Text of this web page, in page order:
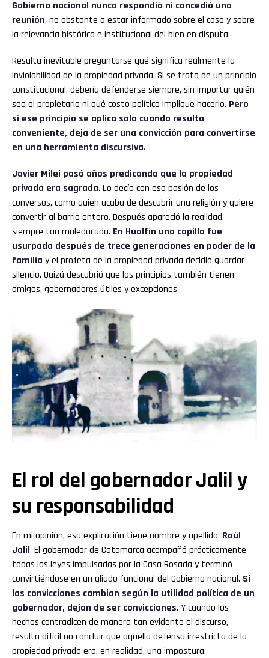
Gobierno nacional nunca respondió ni concedió una
reunión, no obstante a estar informado sobre el caso y sobre
la relevancia histórica e institucional del bien en disputa.
Resulta inevitable preguntarse qué significa realmente la
inviolabilidad de la propiedad privada. Si se trata de un principio
constitucional, debería defenderse siempre, sin importar quién
sea el propietario ni qué costo político implique hacerlo. Pero
si ese principio se aplica solo cuando resulta
conveniente, deja de ser una convicción para convertirse
en una herramienta discursiva.
Javier Milei pasó años predicando que la propiedad
privada era sagrada. Lo decía con esa pasión de los
conversos, como quien acaba de descubrir una religión y quiere
convertir al barrio entero. Después apareció la realidad,
siempre tan maleducada. En Hualfín una capilla fue
usurpada después de trece generaciones en poder de la
familia y el profeta de la propiedad privada decidió guardar
silencio. Quizá descubrió que los principios también tienen
amigos, gobernadores útiles y excepciones.
El rol del gobernador Jalil y
su responsabilidad
En mi opinión, esa explicación tiene nombre y apellido: Raúl
Jalil. El gobernador de Catamarca acompañó prácticamente
todas las leyes impulsadas por la Casa Rosada y terminó
convirtiéndose en un aliado funcional del Gobierno nacional. Si
las convicciones cambian según la utilidad política de un
gobernador, dejan de ser convicciones. Y cuando los
hechos contradicen de manera tan evidente el discurso,
resulta difícil no concluir que aquella defensa irrestricta de la
propiedad privada era, en realidad, una impostura.